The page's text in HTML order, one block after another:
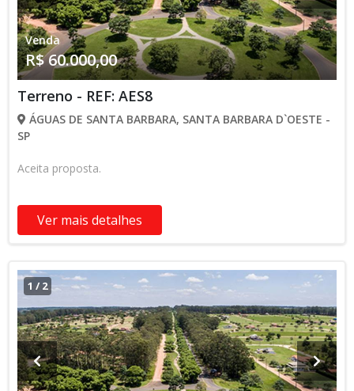
Venda
R$ 60.000,00
Terreno - REF: AES8
ÁGUAS DE SANTA BARBARA, SANTA BARBARA D`OESTE -
SP
Aceita proposta.
Ver mais detalhes
1 / 2